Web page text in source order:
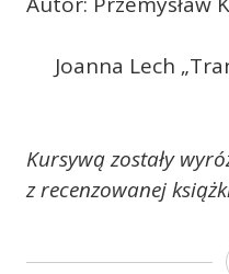
Joanna Lech
Kursywą zostały
z recenzowanej